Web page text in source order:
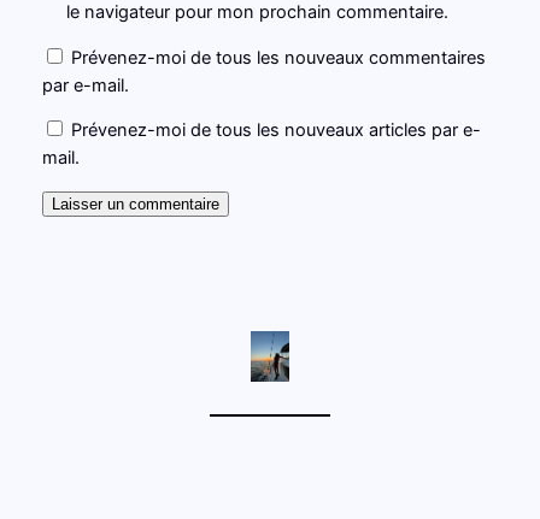
le navigateur pour mon prochain commentaire.
Prévenez-moi de tous les nouveaux commentaires
par e-mail.
Prévenez-moi de tous les nouveaux articles par e-
mail.